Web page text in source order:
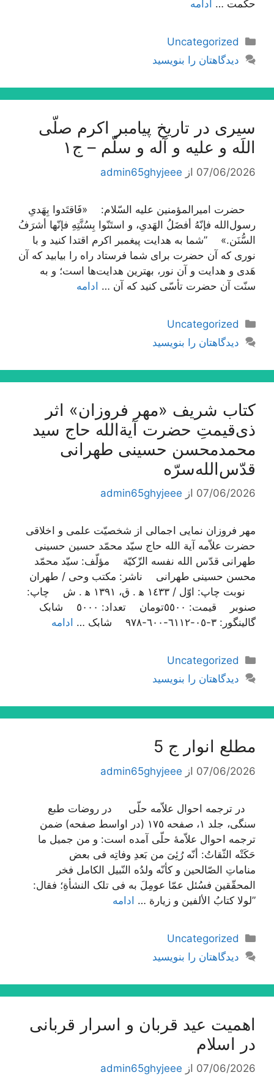
حكمت … ادامه
دسته‌ها
Uncategorized
دیدگاهتان را بنویسید
سیری در تاریخ پیامبر اکرم صلّی
اللَه و علیه و آله و سلّم – ج۱
07/06/2026 از admin65ghyjeee
حضرت امیرالمؤمنین علیه السّلام: «فَاقتَدوا بِهَدیِ
رسول‌الله فإنّهُ أفضَلُ الهَدیِ، و استَنّوا بِسُنَّتِهِ فإنّها أشرَفُ
السُّنَن.» ”شما به هدایت پیغمبر اکرم اقتدا کنید و با
نوری که آن حضرت برای شما فرستاد راه را بیابید که آن
هَدی و هدایت و آن نور، بهترین هدایت‌ها است؛ و به
سنّت آن حضرت تأسّی کنید که آن … ادامه
دسته‌ها
Uncategorized
دیدگاهتان را بنویسید
کتاب شریف «مهر فروزان» اثر
ذی‌قیمتِ حضرت آیة‌الله حاج سید
محمدمحسن حسینی طهرانی
قدّس‌الله‌سرّه
07/06/2026 از admin65ghyjeee
مهر فروزان نمایی اجمالی از شخصیّت علمی و اخلاقی
حضرت علاّمه آیة الله حاج سیّد محمّد حسین حسینی
طهرانی قدّس الله نفسه الزّکیّة مؤلّف: سیّد محمّد
محسن حسینی طهرانی ناشر: مکتب وحی / طهران
نوبت چاپ: اوّل / ١٤٣٣ ه‍ . ق، ١٣٩١ ه‍ . ش چاپ:
صنوبر قیمت: ٥٥٠٠تومان تعداد: ٥٠٠٠ شابک
گالینگور: ٣-٠٥-٦١١٢-٦٠٠-٩٧٨ شابک …
ادامه
دسته‌ها
Uncategorized
دیدگاهتان را بنویسید
مطلع انوار ج 5
07/06/2026 از admin65ghyjeee
در ترجمه احوال علاّمه حلّی در روضات طبع
سنگی، جلد ١، صفحه ١٧٥ (در اواسط صفحه) ضمن
ترجمه احوال علاّمۀ حلّی آمده است: و من جمیل ما
حَکَتْه الثّقاتُ: أنّه رُئِیَ من بَعدِ وفاتِه فی بعض
مناماتِ الصّالحین و کأنّه ولدُه النّبیل الکامل فخر
المحقّقین فسُئل عمّا عومِلَ به فی تلک النشأةِ؛ فقال:
”لولا کتابُ الألفین و زیارة … ادامه
دسته‌ها
Uncategorized
دیدگاهتان را بنویسید
اهمیت عید قربان و اسرار قربانی
در اسلام
07/06/2026 از admin65ghyjeee